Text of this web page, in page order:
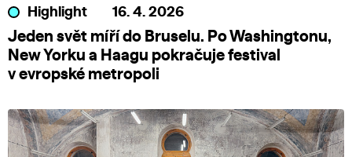
Highlight 16. 4. 2026
Jeden svět míří do Bruselu. Po Washingtonu,
New Yorku a Haagu pokračuje festival
v evropské metropoli